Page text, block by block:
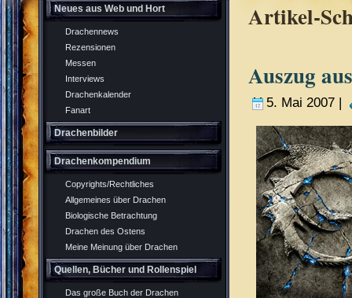
Neues aus Web und Hort
Drachennews
Rezensionen
Messen
Interviews
Drachenkalender
Fanart
Drachenbilder
Drachenkompendium
Copyrights/Rechtliches
Allgemeines über Drachen
Biologische Betrachtung
Drachen des Ostens
Meine Meinung über Drachen
Quellen, Bücher und Rollenspiel
Das große Buch der Drachen
Artikel-
Auszug
5. Mai 2007 |